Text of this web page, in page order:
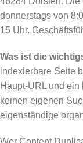
donnerstags von
15 Uhr.
Was ist die
indexierbare Seite
Haupt-URL und
keinen eigenen
eigenständige